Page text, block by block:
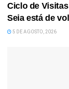
Ciclo de
Seia está de
5 DE AGOSTO, 2026